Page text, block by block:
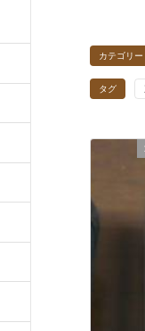
カテゴリー
タグ